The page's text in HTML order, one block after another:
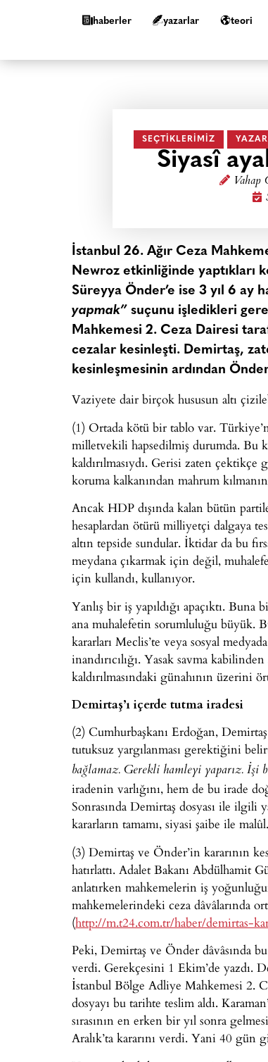
haberler yazarlar teori
SEÇTIKLERIMIZ
Siyasî
Vahap
İstanbul 26. Ağır Ceza
Newroz etkinliğinde yaptıkları
Süreyya Önder’e ise 3 yıl 6 ay
yapmak” suçunu işledikleri
Mahkemesi 2. Ceza Dairesi
cezalar kesinleşti. Demirtaş,
kesinleşmesinin ardından
Vaziyete dair birçok hususun altı
(1) Ortada kötü bir tablo var.
milletvekili hapsedilmiş durumda. Bu
kaldırılmasıydı. Gerisi zaten
koruma kalkanından mahrum
Ancak HDP dışında kalan bütün
hesaplardan ötürü milliyetçi dalgaya
altın tepside sundular. İktidar da bu
meydana çıkarmak için değil,
için kullandı, kullanıyor.
Yanlış bir iş yapıldığı apaçıktı.
ana muhalefetin sorumluluğu
kararları Meclis’te veya sosyal
inandırıcılığı. Yasak savma
kaldırılmasındaki günahının üzerini
Demirtaş’ı içerde tutma iradesi
(2) Cumhurbaşkanı Erdoğan,
tutuksuz yargılanması gerektiğini
bağlamaz. Gerekli hamleyi yaparız.
iradenin varlığını, hem de bu irade
Sonrasında Demirtaş dosyası ile ilgili
kararların tamamı, siyasi şaibe ile malûl.
(3) Demirtaş ve Önder’in kararının
hatırlattı. Adalet Bakanı Abdülhamit
anlatırken mahkemelerin iş
mahkemelerindeki ceza dâvâlarında
(http://m.t24.com.tr/haber/demirtas-
Peki, Demirtaş ve Önder dâvâsında
verdi. Gerekçesini 1 Ekim’de yazdı.
İstanbul Bölge Adliye Mahkemesi 2.
dosyayı bu tarihte teslim aldı.
sırasının en erken bir yıl sonra
Aralık’ta kararını verdi. Yani 40 gün